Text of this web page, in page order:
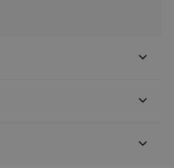
de
gebruikt zonder de